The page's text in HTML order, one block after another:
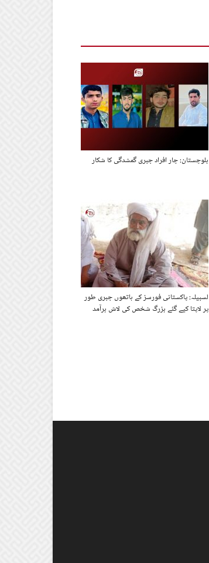
بلوچستان: چار افراد جبری گمشدگی کا شکار
لسبیلہ: پاکستانی فورسز کے ہاتھوں جبری طور
پر لاپتا کیے گئے بزرگ شخص کی لاش برآمد